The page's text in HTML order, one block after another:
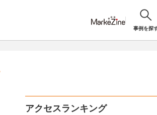
事例を探
アクセスランキング